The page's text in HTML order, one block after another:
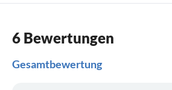
6 Bewertungen
Gesamtbewertung